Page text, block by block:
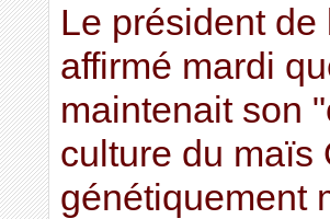
Le président
affirmé mardi
maintenait son
culture du maïs
génétiquement